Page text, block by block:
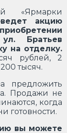
«Ярмарки
акцию
Братьев
на отделку.
рублей, 2
тысяч.
предложить
Продажи не
когда
готовности.
вы можете